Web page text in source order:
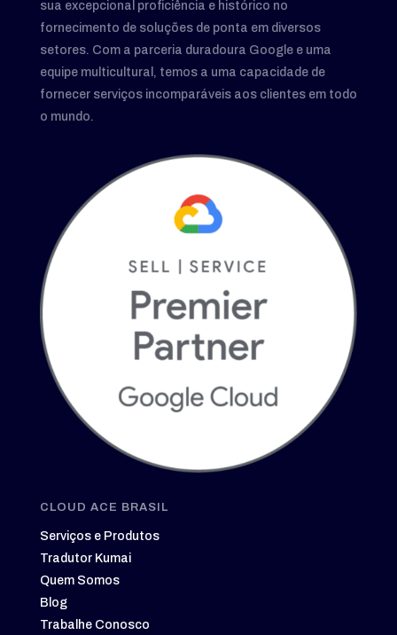
sua excepcional proficiência e histórico no
fornecimento de soluções de ponta em diversos
setores. Com a parceria duradoura Google e uma
equipe multicultural, temos a uma capacidade de
fornecer serviços incomparáveis aos clientes em todo
o mundo.
CLOUD ACE BRASIL
Serviços e Produtos
Tradutor Kumai
Quem Somos
Blog
Trabalhe Conosco